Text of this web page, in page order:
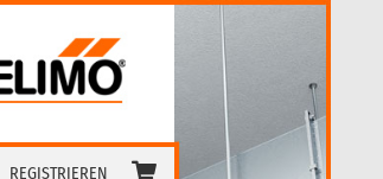
REGISTRIEREN